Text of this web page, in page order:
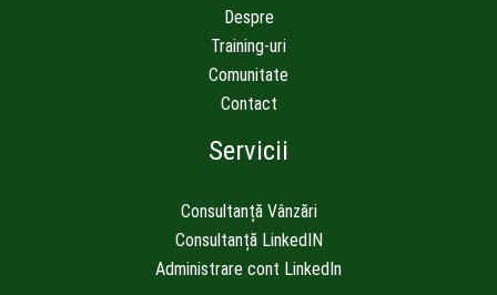
Despre
Training-uri
Comunitate
Contact
Servicii
Consultanță Vânzări
Consultanță LinkedIN
Administrare cont LinkedIn